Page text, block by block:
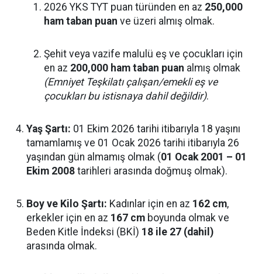
2026 YKS TYT puan türünden en az 250,000
ham taban puan ve üzeri almış olmak.
Şehit veya vazife malulü eş ve çocukları için
en az 200,000 ham taban puan almış olmak
(Emniyet Teşkilatı çalışan/emekli eş ve
çocukları bu istisnaya dahil değildir).
Yaş Şartı: 01 Ekim 2026 tarihi itibarıyla 18 yaşını
tamamlamış ve 01 Ocak 2026 tarihi itibarıyla 26
yaşından gün almamış olmak (01 Ocak 2001 – 01
Ekim 2008 tarihleri arasında doğmuş olmak).
Boy ve Kilo Şartı: Kadınlar için en az 162 cm,
erkekler için en az 167 cm boyunda olmak ve
Beden Kitle İndeksi (BKİ) 18 ile 27 (dahil)
arasında olmak.